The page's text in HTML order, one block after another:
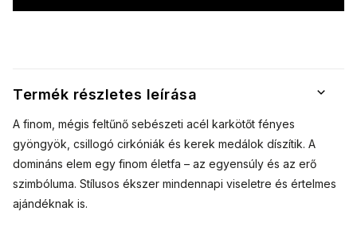
Termék részletes leírása
A finom, mégis feltűnő sebészeti acél karkötőt fényes
gyöngyök, csillogó cirkóniák és kerek medálok díszítik. A
domináns elem egy finom életfa – az egyensúly és az erő
szimbóluma. Stílusos ékszer mindennapi viseletre és értelmes
ajándéknak is.